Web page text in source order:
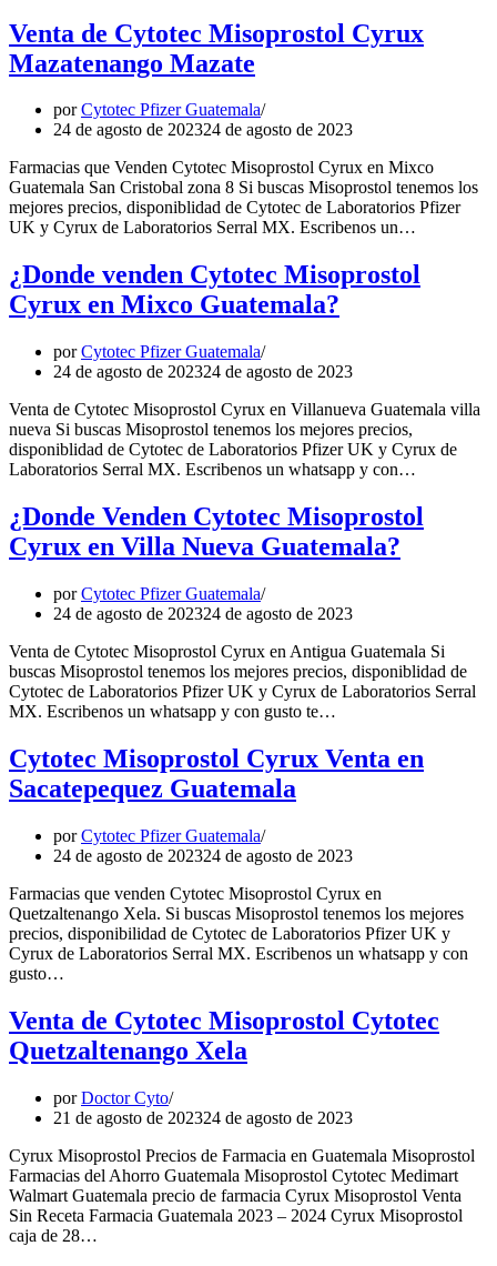
Venta de Cytotec Misoprostol Cyrux
Mazatenango Mazate
porCytotec Pfizer Guatemala
24 de agosto de 202324 de agosto de 2023
Farmacias que Venden Cytotec Misoprostol Cyrux en Mixco
Guatemala San Cristobal zona 8 Si buscas Misoprostol tenemos los
mejores precios, disponiblidad de Cytotec de Laboratorios Pfizer
UK y Cyrux de Laboratorios Serral MX. Escribenos un…
¿Donde venden Cytotec Misoprostol
Cyrux en Mixco Guatemala?
porCytotec Pfizer Guatemala
24 de agosto de 202324 de agosto de 2023
Venta de Cytotec Misoprostol Cyrux en Villanueva Guatemala villa
nueva Si buscas Misoprostol tenemos los mejores precios,
disponiblidad de Cytotec de Laboratorios Pfizer UK y Cyrux de
Laboratorios Serral MX. Escribenos un whatsapp y con…
¿Donde Venden Cytotec Misoprostol
Cyrux en Villa Nueva Guatemala?
porCytotec Pfizer Guatemala
24 de agosto de 202324 de agosto de 2023
Venta de Cytotec Misoprostol Cyrux en Antigua Guatemala Si
buscas Misoprostol tenemos los mejores precios, disponiblidad de
Cytotec de Laboratorios Pfizer UK y Cyrux de Laboratorios Serral
MX. Escribenos un whatsapp y con gusto te…
Cytotec Misoprostol Cyrux Venta en
Sacatepequez Guatemala
porCytotec Pfizer Guatemala
24 de agosto de 202324 de agosto de 2023
Farmacias que venden Cytotec Misoprostol Cyrux en
Quetzaltenango Xela. Si buscas Misoprostol tenemos los mejores
precios, disponibilidad de Cytotec de Laboratorios Pfizer UK y
Cyrux de Laboratorios Serral MX. Escribenos un whatsapp y con
gusto…
Venta de Cytotec Misoprostol Cytotec
Quetzaltenango Xela
porDoctor Cyto
21 de agosto de 202324 de agosto de 2023
Cyrux Misoprostol Precios de Farmacia en Guatemala Misoprostol
Farmacias del Ahorro Guatemala Misoprostol Cytotec Medimart
Walmart Guatemala precio de farmacia Cyrux Misoprostol Venta
Sin Receta Farmacia Guatemala 2023 – 2024 Cyrux Misoprostol
caja de 28…